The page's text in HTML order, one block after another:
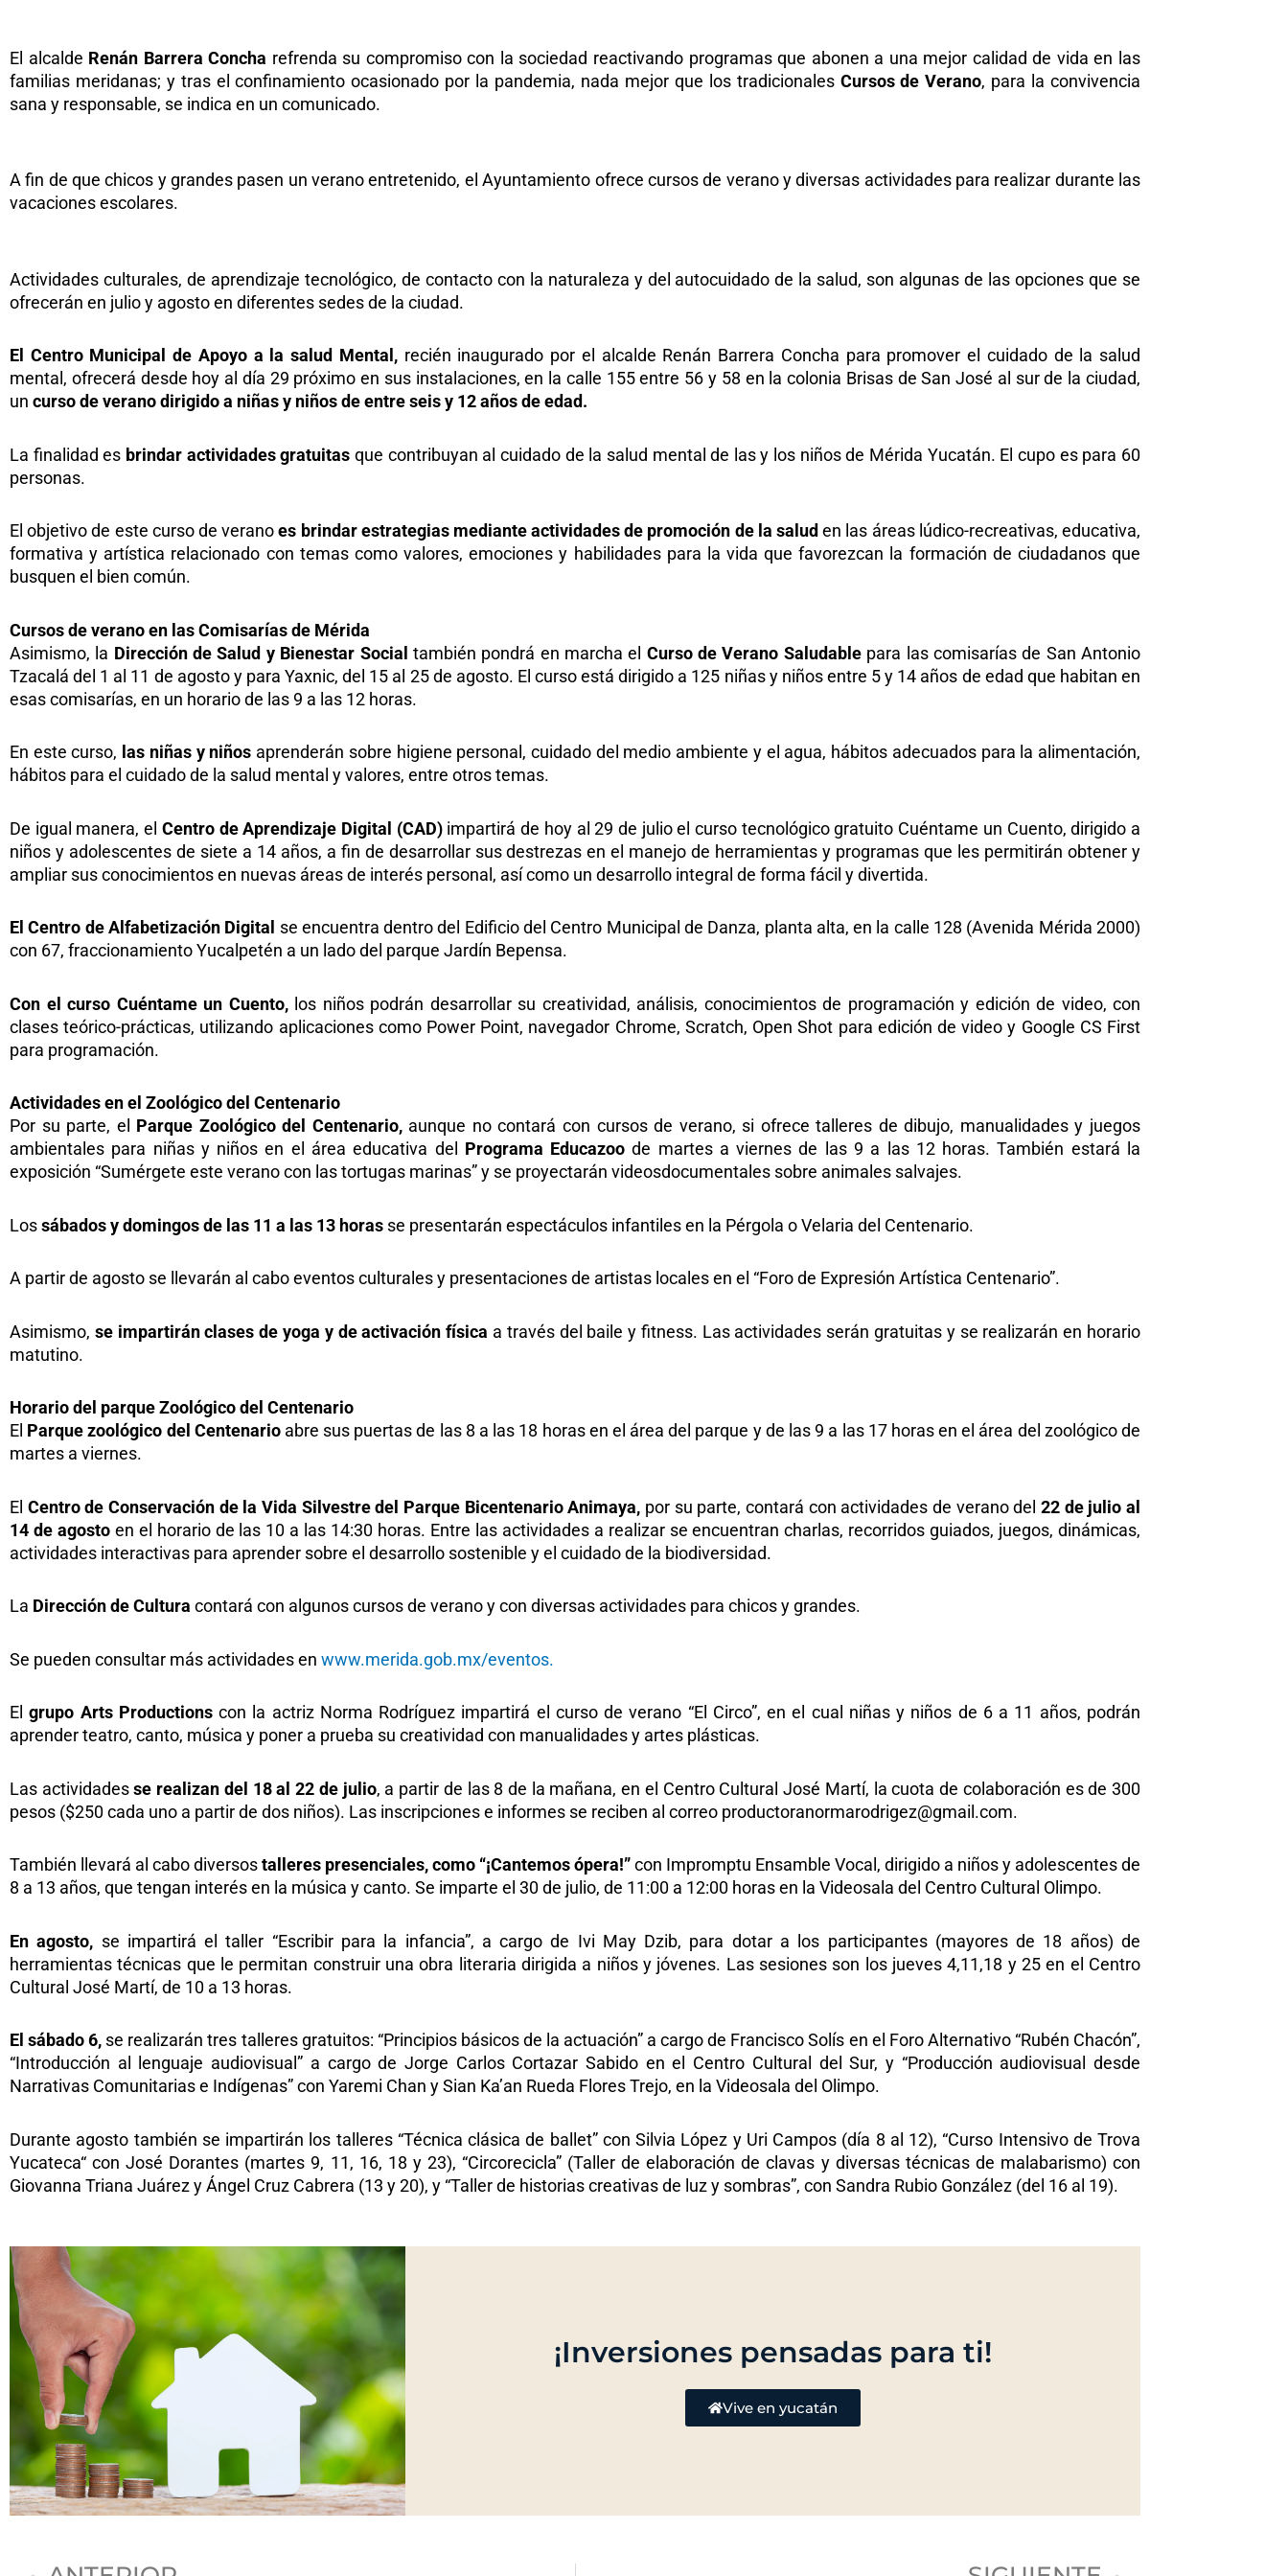
El alcalde Renán Barrera Concha refrenda su compromiso con la sociedad reactivando programas que abonen a una mejor calidad de vida en las
familias meridanas; y tras el confinamiento ocasionado por la pandemia, nada mejor que los tradicionales Cursos de Verano, para la convivencia
sana y responsable, se indica en un comunicado.
A fin de que chicos y grandes pasen un verano entretenido, el Ayuntamiento ofrece cursos de verano y diversas actividades para realizar durante las
vacaciones escolares.
Actividades culturales, de aprendizaje tecnológico, de contacto con la naturaleza y del autocuidado de la salud, son algunas de las opciones que se
ofrecerán en julio y agosto en diferentes sedes de la ciudad.
El Centro Municipal de Apoyo a la salud Mental,recién inaugurado por el alcalde Renán Barrera Concha para promover el cuidado de la salud
mental, ofrecerá desde hoy al día 29 próximo en sus instalaciones, en la calle 155 entre 56 y 58 en la colonia Brisas de San José al sur de la ciudad,
un curso de verano dirigido a niñas y niños de entre seis y 12 años de edad.
La finalidad es brindar actividades gratuitas que contribuyan al cuidado de la salud mental de las y los niños de Mérida Yucatán. El cupo es para 60
personas.
El objetivo de este curso de veranoes brindar estrategias mediante actividades de promoción de la saluden las áreas lúdico-recreativas, educativa,
formativa y artística relacionado con temas como valores, emociones y habilidades para la vida que favorezcan la formación de ciudadanos que
busquen el bien común.
Cursos de verano en las Comisarías de Mérida
Asimismo, la Dirección de Salud y Bienestar Social también pondrá en marcha el Curso de Verano Saludable para las comisarías de San Antonio
Tzacalá del 1 al 11 de agosto y para Yaxnic, del 15 al 25 de agosto. El curso está dirigido a 125 niñas y niños entre 5 y 14 años de edad que habitan en
esas comisarías, en un horario de las 9 a las 12 horas.
En este curso, las niñas y niños aprenderán sobre higiene personal, cuidado del medio ambiente y el agua, hábitos adecuados para la alimentación,
hábitos para el cuidado de la salud mental y valores, entre otros temas.
De igual manera, el Centro de Aprendizaje Digital (CAD) impartirá de hoy al 29 de julio el curso tecnológico gratuito Cuéntame un Cuento, dirigido a
niños y adolescentes de siete a 14 años, a fin de desarrollar sus destrezas en el manejo de herramientas y programas que les permitirán obtener y
ampliar sus conocimientos en nuevas áreas de interés personal, así como un desarrollo integral de forma fácil y divertida.
El Centro de Alfabetización Digital se encuentra dentro del Edificio del Centro Municipal de Danza, planta alta, en la calle 128 (Avenida Mérida 2000)
con 67, fraccionamiento Yucalpetén a un lado del parque Jardín Bepensa.
Con el curso Cuéntame un Cuento, los niños podrán desarrollar su creatividad, análisis, conocimientos de programación y edición de video, con
clases teórico-prácticas, utilizando aplicaciones como Power Point, navegador Chrome, Scratch, Open Shot para edición de video y Google CS First
para programación.
Actividades en el Zoológico del Centenario
Por su parte, el Parque Zoológico del Centenario,aunque no contará con cursos de verano, si ofrece talleres de dibujo, manualidades y juegos
ambientales para niñas y niños en el área educativa del
Programa Educazoode martes a viernes de las 9 a las 12 horas. También estará la
exposición “Sumérgete este verano con las tortugas marinas” y se proyectarán videosdocumentales sobre animales salvajes.
Lossábados y domingos de las 11 a las 13 horas se presentarán espectáculos infantiles en la Pérgola o Velaria del Centenario.
A partir de agosto se llevarán al cabo eventos culturales y presentaciones de artistas locales en el “Foro de Expresión Artística Centenario”.
Asimismo, se impartirán clases de yoga y de activación física a través del baile y fitness. Las actividades serán gratuitas y se realizarán en horario
matutino.
Horario del parque Zoológico del Centenario
El Parque zoológico del Centenarioabre sus puertas de las 8 a las 18 horas en el área del parque y de las 9 a las 17 horas en el área del zoológico de
martes a viernes.
El Centro de Conservación de la Vida Silvestre del Parque Bicentenario Animaya, por su parte, contará con actividades de verano del 22 de julio al
14 de agostoen el horario de las 10 a las 14:30 horas. Entre las actividades a realizar se encuentran charlas, recorridos guiados, juegos, dinámicas,
actividades interactivas para aprender sobre el desarrollo sostenible y el cuidado de la biodiversidad.
La Dirección de Cultura contará con algunos cursos de verano y con diversas actividades para chicos y grandes.
Se pueden consultar más actividades en www.merida.gob.mx/eventos.
El grupo Arts Productionscon la actriz Norma Rodríguez impartirá el curso de verano “El Circo”, en el cual niñas y niños de 6 a 11 años, podrán
aprender teatro, canto, música y poner a prueba su creatividad con manualidades y artes plásticas.
Las actividadesse realizan del 18 al 22 de julio, a partir de las 8 de la mañana, en el Centro Cultural José Martí, la cuota de colaboración es de 300
pesos ($250 cada uno a partir de dos niños). Las inscripciones e informes se reciben al correo productoranormarodrigez@gmail.com.
También llevará al cabo diversostalleres presenciales, como “¡Cantemos ópera!”con Impromptu Ensamble Vocal, dirigido a niños y adolescentes de
8 a 13 años, que tengan interés en la música y canto. Se imparte el 30 de julio, de 11:00 a 12:00 horas en la Videosala del Centro Cultural Olimpo.
En agosto, se impartirá el taller “Escribir para la infancia”, a cargo de Ivi May Dzib, para dotar a los participantes (mayores de 18 años) de
herramientas técnicas que le permitan construir una obra literaria dirigida a niños y jóvenes. Las sesiones son los jueves 4,11,18 y 25 en el Centro
Cultural José Martí, de 10 a 13 horas.
El sábado 6, se realizarán tres talleres gratuitos: “Principios básicos de la actuación” a cargo de Francisco Solís en el Foro Alternativo “Rubén Chacón”,
“Introducción al lenguaje audiovisual” a cargo de Jorge Carlos Cortazar Sabido en el Centro Cultural del Sur, y “Producción audiovisual desde
Narrativas Comunitarias e Indígenas” con Yaremi Chan y Sian Ka’an Rueda Flores Trejo, en la Videosala del Olimpo.
Durante agosto también se impartirán los talleres “Técnica clásica de ballet” con Silvia López y Uri Campos (día 8 al 12), “Curso Intensivo de Trova
Yucateca“ con José Dorantes (martes 9, 11, 16, 18 y 23), “Circorecicla” (Taller de elaboración de clavas y diversas técnicas de malabarismo) con
Giovanna Triana Juárez y Ángel Cruz Cabrera (13 y 20), y “Taller de historias creativas de luz y sombras”, con Sandra Rubio González (del 16 al 19).
¡Inversiones pensadas para ti!
Vive en yucatán